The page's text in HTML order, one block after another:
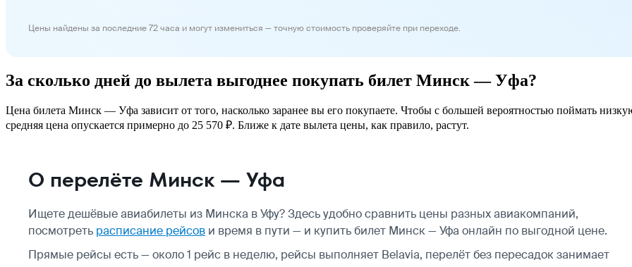
Цены найдены за последние 72 часа и могут измениться — точную стоимость проверяйте при переходе.
За сколько дней до вылета выгоднее покупать билет Минск — Уфа?
Цена билета Минск — Уфа зависит от того, насколько заранее вы его покупаете. Чтобы с большей вероятностью поймать
средняя цена опускается примерно до 25 570 ₽. Ближе к дате вылета цены, как правило, растут.
О перелёте Минск — Уфа
Ищете дешёвые авиабилеты из Минска в Уфу? Здесь удобно сравнить цены разных авиакомпаний,
посмотреть расписание рейсов и время в пути — и купить билет Минск — Уфа онлайн по выгодной цене.
Прямые рейсы есть — около 1 рейс в неделю, рейсы выполняет Belavia, перелёт без пересадок занимает